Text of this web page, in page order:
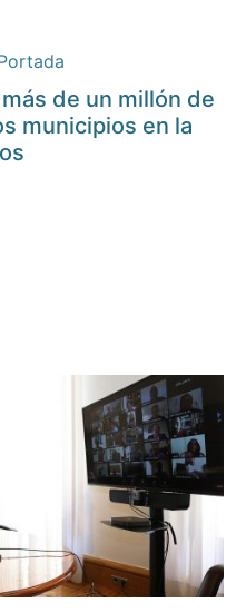
de un millón de
municipios en la